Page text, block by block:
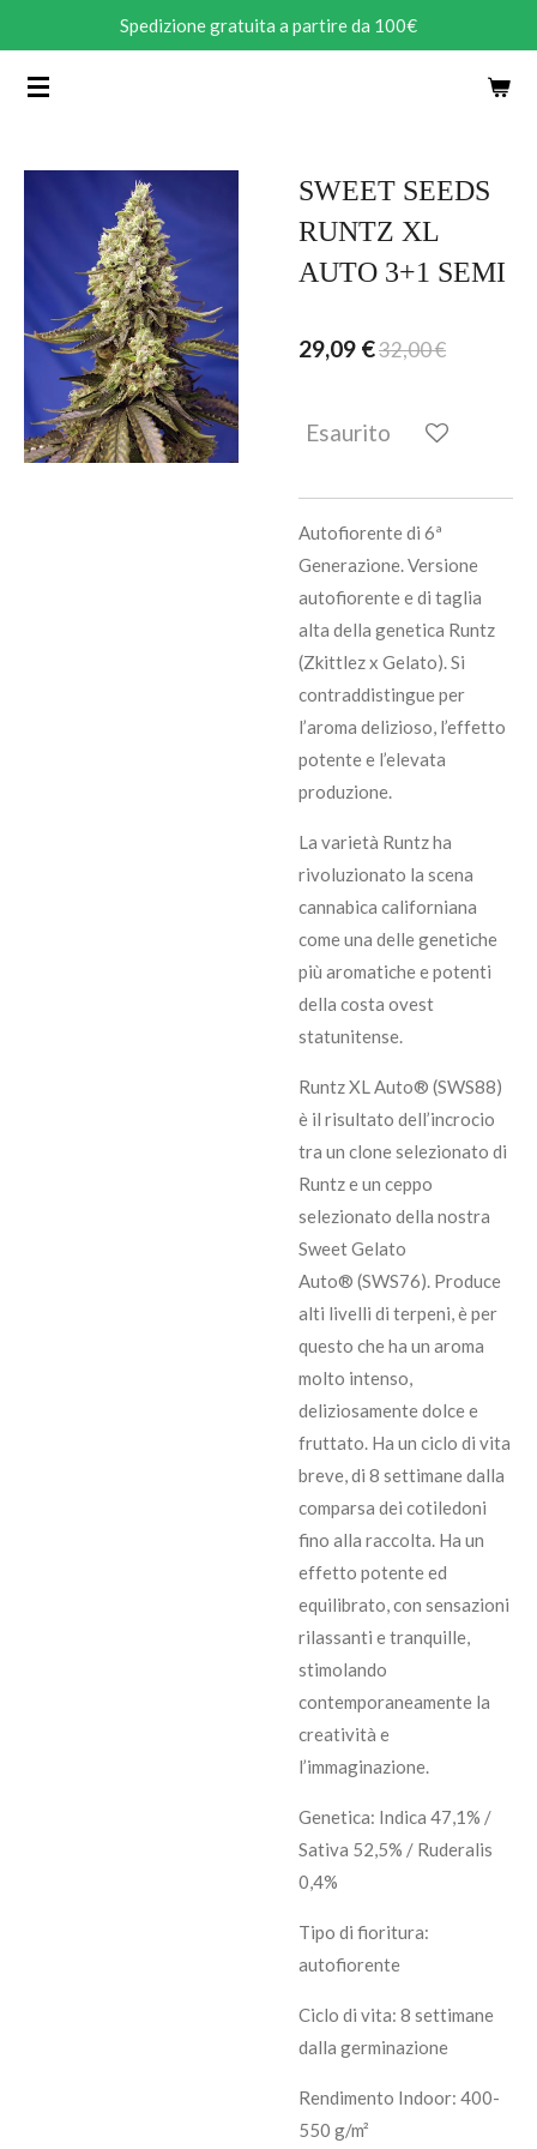
contenuto
Spedizione gratuita a partire da 100€
SWEET SEEDS
RUNTZ XL
AUTO 3+1 SEMI
29,09 €32,00 €
Esaurito
Autofiorente di 6ª
Generazione. Versione
autofiorente e di taglia
alta della genetica Runtz
(Zkittlez x Gelato). Si
contraddistingue per
l’aroma delizioso, l’effetto
potente e l’elevata
produzione.
La varietà Runtz ha
rivoluzionato la scena
cannabica californiana
come una delle genetiche
più aromatiche e potenti
della costa ovest
statunitense.
Runtz XL Auto® (SWS88)
è il risultato dell’incrocio
tra un clone selezionato di
Runtz e un ceppo
selezionato della nostra
Sweet Gelato
Auto® (SWS76). Produce
alti livelli di terpeni, è per
questo che ha un aroma
molto intenso,
deliziosamente dolce e
fruttato. Ha un ciclo di vita
breve, di 8 settimane dalla
comparsa dei cotiledoni
fino alla raccolta. Ha un
effetto potente ed
equilibrato, con sensazioni
rilassanti e tranquille,
stimolando
contemporaneamente la
creatività e
l’immaginazione.
Genetica: Indica 47,1% /
Sativa 52,5% / Ruderalis
0,4%
Tipo di fioritura:
autofiorente
Ciclo di vita: 8 settimane
dalla germinazione
Rendimento Indoor: 400-
550 g/m²